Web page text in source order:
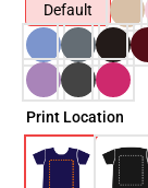
Default
Print Location